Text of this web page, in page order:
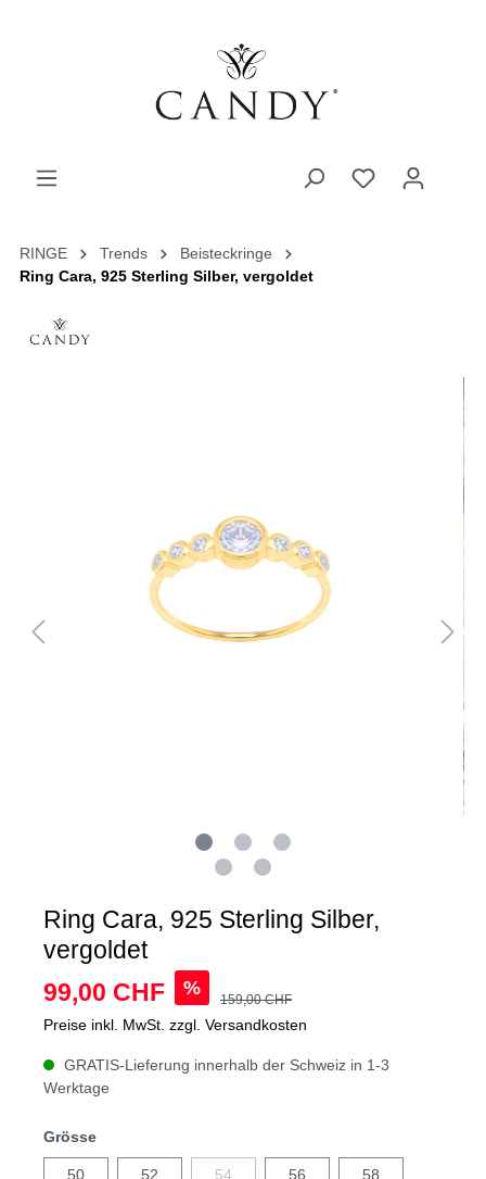
RINGE Trends
Beisteckringe
Ring Cara, 925 Sterling Silber, vergoldet
Ring Cara, 925 Sterling Silber,
vergoldet
99,00 CHF
%
159,00 CHF
Preise inkl. MwSt. zzgl. Versandkosten
GRATIS-Lieferung innerhalb der Schweiz in 1-3
Werktage
Grösse
50 52 54 56 58